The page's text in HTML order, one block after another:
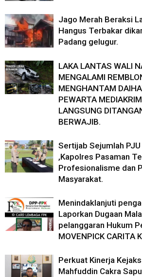
Jago Merah Beraksi
Hangus Terbakar
Padang gelugur.
LAKA LANTAS WALI
MENGALAMI
MENGHANTAM
PEWARTA
LANGSUNG
BERWAJIB.
Sertijab Sejumlah
,Kapolres Pasaman
Profesionalisme dan
Masyarakat.
Menindaklanjuti
Laporkan Dugaan
pelanggaran Hukum
MOVENPICK CARITA
Perkuat Kinerja
Mahfuddin Cakra